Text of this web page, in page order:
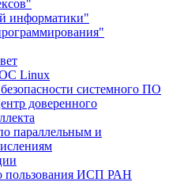
информатики"
Linux
системного ПО
доверенного
параллельным и
пользования ИСП РАН